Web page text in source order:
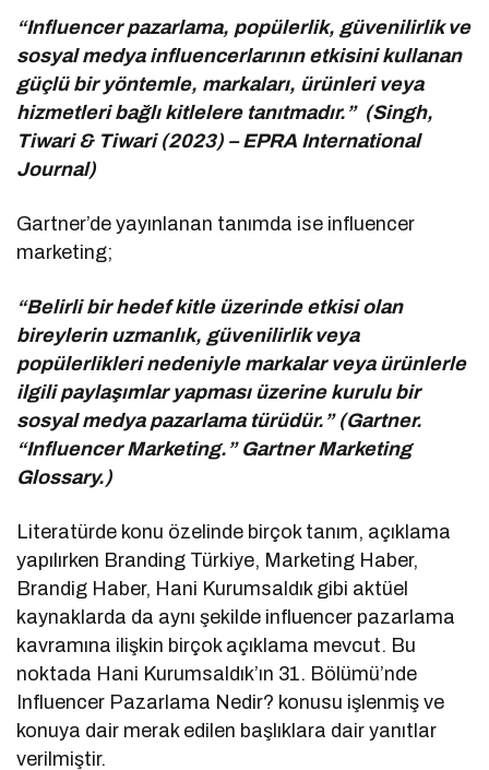
“Influencer pazarlama, popülerlik, güvenilirlik ve
sosyal medya influencerlarının etkisini kullanan
güçlü bir yöntemle, markaları, ürünleri veya
hizmetleri bağlı kitlelere tanıtmadır.” (Singh,
Tiwari & Tiwari (2023) – EPRA International
Journal)
Gartner’de yayınlanan tanımda ise influencer
marketing;
“Belirli bir hedef kitle üzerinde etkisi olan
bireylerin uzmanlık, güvenilirlik veya
popülerlikleri nedeniyle markalar veya ürünlerle
ilgili paylaşımlar yapması üzerine kurulu bir
sosyal medya pazarlama türüdür.” (Gartner.
“Influencer Marketing.” Gartner Marketing
Glossary.)
Literatürde konu özelinde birçok tanım, açıklama
yapılırken Branding Türkiye, Marketing Haber,
Brandig Haber, Hani Kurumsaldık gibi aktüel
kaynaklarda da aynı şekilde influencer pazarlama
kavramına ilişkin birçok açıklama mevcut. Bu
noktada Hani Kurumsaldık’ın 31. Bölümü’nde
Influencer Pazarlama Nedir? konusu işlenmiş ve
konuya dair merak edilen başlıklara dair yanıtlar
verilmiştir.